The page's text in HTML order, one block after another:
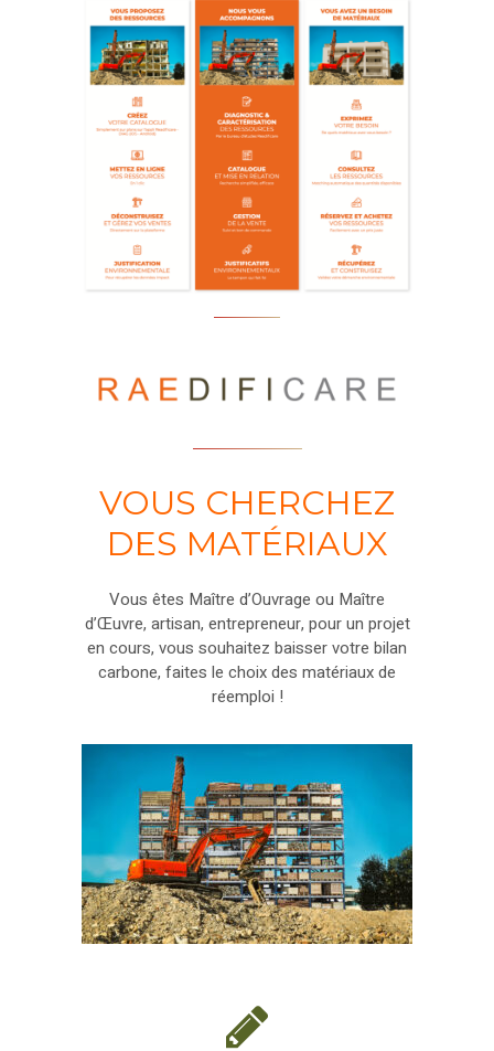
VOUS CHERCHEZ
DES MATÉRIAUX
Vous êtes Maître d’Ouvrage ou Maître
d’Œuvre, artisan, entrepreneur, pour un projet
en cours, vous souhaitez baisser votre bilan
carbone, faites le choix des matériaux de
réemploi !